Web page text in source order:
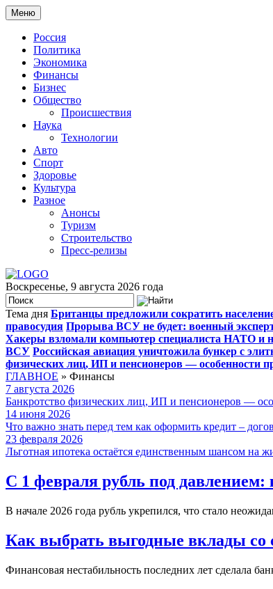
Меню
Россия
Политика
Экономика
Финансы
Бизнес
Общество
Происшествия
Наука
Технологии
Авто
Спорт
Здоровье
Культура
Разное
Анонсы
Туризм
Строительство
Пресс-релизы
Воскресенье, 9 августа 2026 года
Тема дня Британцы предложили сократить
правосудия Прорыва ВСУ не будет: военный
Хакеры взломали компьютер специалиста НАТО и
ВСУ Российская авиация уничтожила бункер с
физических лиц, ИП и пенсионеров — особенности
ГЛАВНОЕ » Финансы
7 августа 2026
Банкротство физических лиц, ИП и пенсионеров —
14 июня 2026
Что важно знать перед тем как оформить кредит –
23 февраля 2026
Льготная ипотека остаётся единственным шансом на
С 1 февраля рубль под давлением:
В начале 2026 года рубль укрепился, что стало
Как выбрать выгодные вклады со
Финансовая нестабильность последних лет сделала